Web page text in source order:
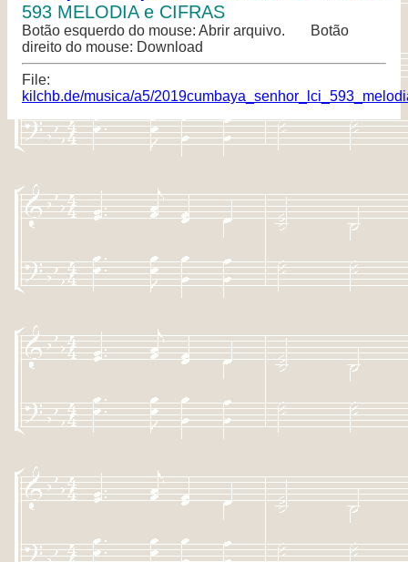
593 MELODIA e CIFRAS
Botão esquerdo do mouse: Abrir arquivo. Botão
direito do mouse: Download
File:
kilchb.de/musica/a5/